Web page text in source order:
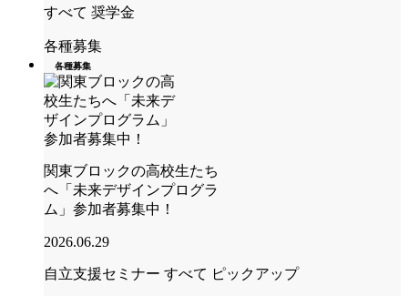
すべて 奨学金
各種募集
各種募集
関東ブロックの高校生たち
へ「未来デザインプログラ
ム」参加者募集中！
2026.06.29
自立支援セミナー すべて ピックアップ